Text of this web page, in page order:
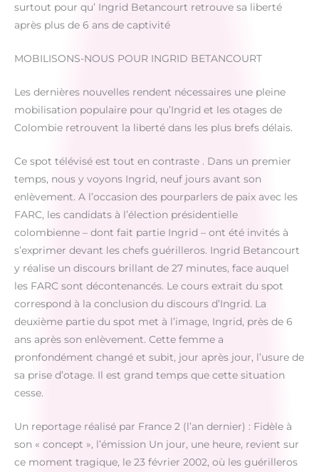
surtout pour qu’ Ingrid Betancourt retrouve sa liberté
après plus de 6 ans de captivité
MOBILISONS-NOUS POUR INGRID BETANCOURT
Les dernières nouvelles rendent nécessaires une pleine
mobilisation populaire pour qu’Ingrid et les otages de
Colombie retrouvent la liberté dans les plus brefs délais.
Ce spot télévisé est tout en contraste . Dans un premier
temps, nous y voyons Ingrid, neuf jours avant son
enlèvement. A l’occasion des pourparlers de paix avec les
FARC, les candidats à l’élection présidentielle
colombienne – dont fait partie Ingrid – ont été invités à
s’exprimer devant les chefs guérilleros. Ingrid Betancourt
y réalise un discours brillant de 27 minutes, face auquel
les FARC sont décontenancés. Le cours extrait du spot
correspond à la conclusion du discours d’Ingrid. La
deuxième partie du spot met à l’image, Ingrid, près de 6
ans après son enlèvement. Cette femme a
pronfondément changé et subit, jour après jour, l’usure de
sa prise d’otage. Il est grand temps que cette situation
cesse.
Un reportage réalisé par France 2 (l’an dernier) : Fidèle à
son « concept », l’émission Un jour, une heure, revient sur
ce moment tragique, le 23 février 2002, où les guérilleros